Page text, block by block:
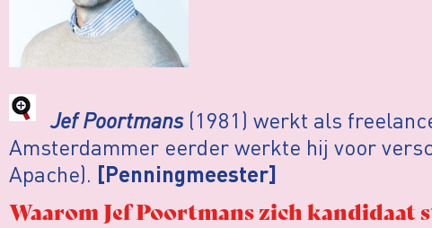
Jef Poortmans (1981) werkt als
Amsterdammer eerder werkte hij voor
Apache). [Penningmeester]
Waarom Jef Poortmans zich kandidaat